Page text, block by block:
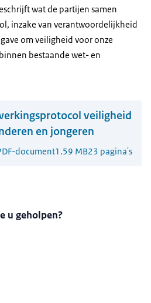
wat de partijen samen
inzake van verantwoordelijkheid
om veiligheid voor onze
bestaande wet- en
veiligheid
en jongeren
document1.59 MB23 pagina's
u geholpen?